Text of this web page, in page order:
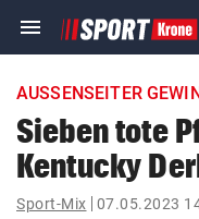
menu Navigation
ein-/ausklappen
account_circle Anmelden
AUSSENSEITER
Sieben tote
Kentucky
Sport-Mix 07.05.2023